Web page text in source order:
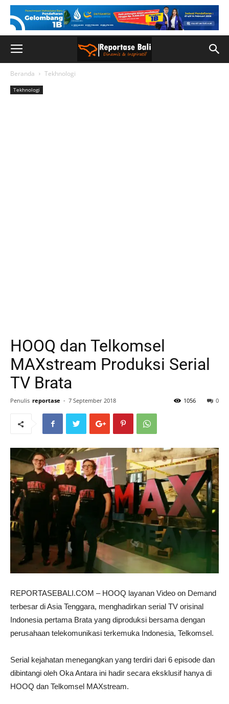
Beranda Tekhnologi
Tekhnologi
HOOQ dan Telkomsel
MAXstream Produksi Serial
TV Brata
Penulis reportase - 7 September 2018 0
1056
REPORTASEBALI.COM – HOOQ layanan Video on Demand
terbesar di Asia Tenggara, menghadirkan serial TV orisinal
Indonesia pertama Brata yang diproduksi bersama dengan
perusahaan telekomunikasi terkemuka Indonesia, Telkomsel.
Serial kejahatan menegangkan yang terdiri dari 6 episode dan
dibintangi oleh Oka Antara ini hadir secara eksklusif hanya di
HOOQ dan Telkomsel MAXstream.